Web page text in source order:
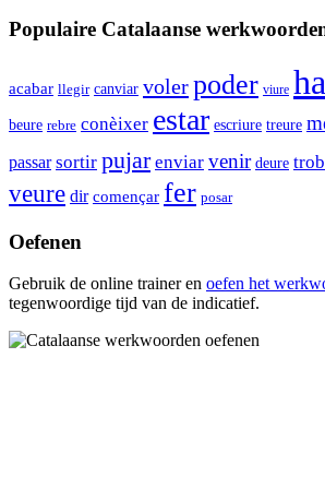
Populaire Catalaanse
acabar llegir canviar volerpoder viure
beure rebre conèixer estar escriure treure
passar sortir pujar enviar venir deure
veure dir començar fer posar
Oefenen
Gebruik de online trainer en oefen het
tegenwoordige tijd van de indicatief.